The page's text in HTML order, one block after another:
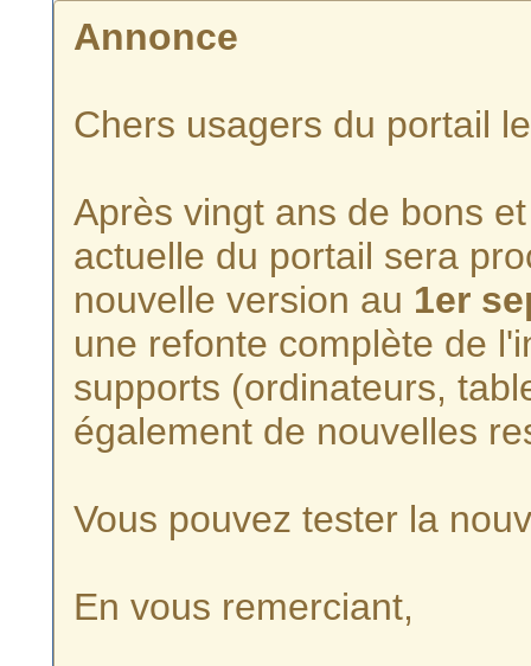
Annonce
Chers usagers du portail
Après vingt ans de bons
actuelle du portail sera
nouvelle version au 1er
une refonte complète de
supports (ordinateurs,
également de nouvelles
Vous pouvez tester la
En vous remerciant,